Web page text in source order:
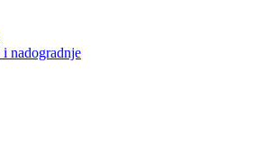
nadogradnje